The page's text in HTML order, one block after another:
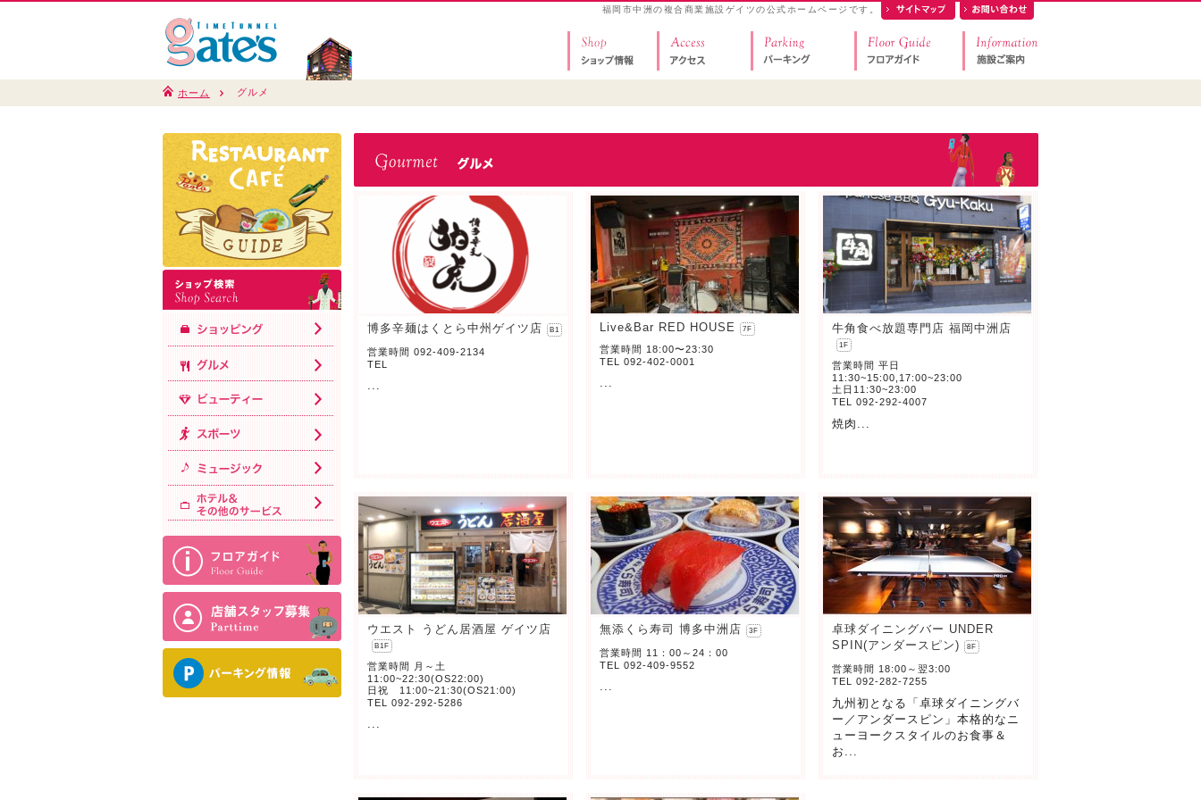
福岡市中洲の複合商業施設ゲイツの公式ホームページです。
ホーム グルメ
博多辛麺はくとら中州ゲイツ店 B1
営業時間 092-409-2134
TEL
...
Live&Bar RED HOUSE 7F
営業時間 18:00〜23:30
TEL 092-402-0001
...
牛角食べ放題専門店 福岡中洲店
1F
営業時間 平日
11:30~15:00,17:00~23:00
土日11:30~23:00
TEL 092-292-4007
焼肉...
ウエスト うどん居酒屋 ゲイツ店
B1F
営業時間 月～土
11:00~22:30(OS22:00)
日祝 11:00~21:30(OS21:00)
TEL 092-292-5286
...
無添くら寿司 博多中洲店 3F
営業時間 11：00～24：00
TEL 092-409-9552
...
卓球ダイニングバー UNDER
SPIN(アンダースピン)
8F
営業時間 18:00～翌3:00
TEL 092-282-7255
九州初となる「卓球ダイニングバ
ー／アンダースピン」本格的なニ
ューヨークスタイルのお食事＆
お...